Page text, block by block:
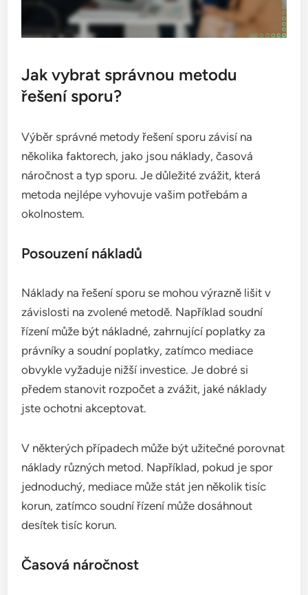
Jak vybrat správnou metodu
řešení sporu?
Výběr správné metody řešení sporu závisí na
několika faktorech, jako jsou náklady, časová
náročnost a typ sporu. Je důležité zvážit, která
metoda nejlépe vyhovuje vašim potřebám a
okolnostem.
Posouzení nákladů
Náklady na řešení sporu se mohou výrazně lišit v
závislosti na zvolené metodě. Například soudní
řízení může být nákladné, zahrnující poplatky za
právníky a soudní poplatky, zatímco mediace
obvykle vyžaduje nižší investice. Je dobré si
předem stanovit rozpočet a zvážit, jaké náklady
jste ochotni akceptovat.
V některých případech může být užitečné porovnat
náklady různých metod. Například, pokud je spor
jednoduchý, mediace může stát jen několik tisíc
korun, zatímco soudní řízení může dosáhnout
desítek tisíc korun.
Časová náročnost